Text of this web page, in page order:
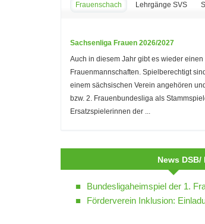
Frauenschach Lehrgänge SVS
Sachsenliga Frauen 2026/2027
Auch in diesem Jahr gibt es wieder
Frauenmannschaften. Spielberechtigt
einem sächsischen Verein angehören
bzw. 2. Frauenbundesliga als
Ersatzspielerinnen der ...
News DSB/
Bundesligaheimspiel der 1.
Förderverein Inklusion: